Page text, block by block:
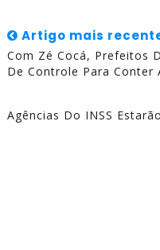
Artigo mais
Com Zé Cocá, Prefeitos
De Controle Para Conter
Agências Do INSS